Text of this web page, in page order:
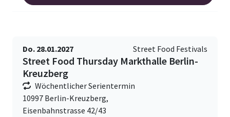
Do. 28.01.2027 Street Food Festivals
Street Food Thursday Markthalle Berlin-
Kreuzberg
Wöchentlicher Serientermin
10997 Berlin-Kreuzberg,
Eisenbahnstrasse 42/43